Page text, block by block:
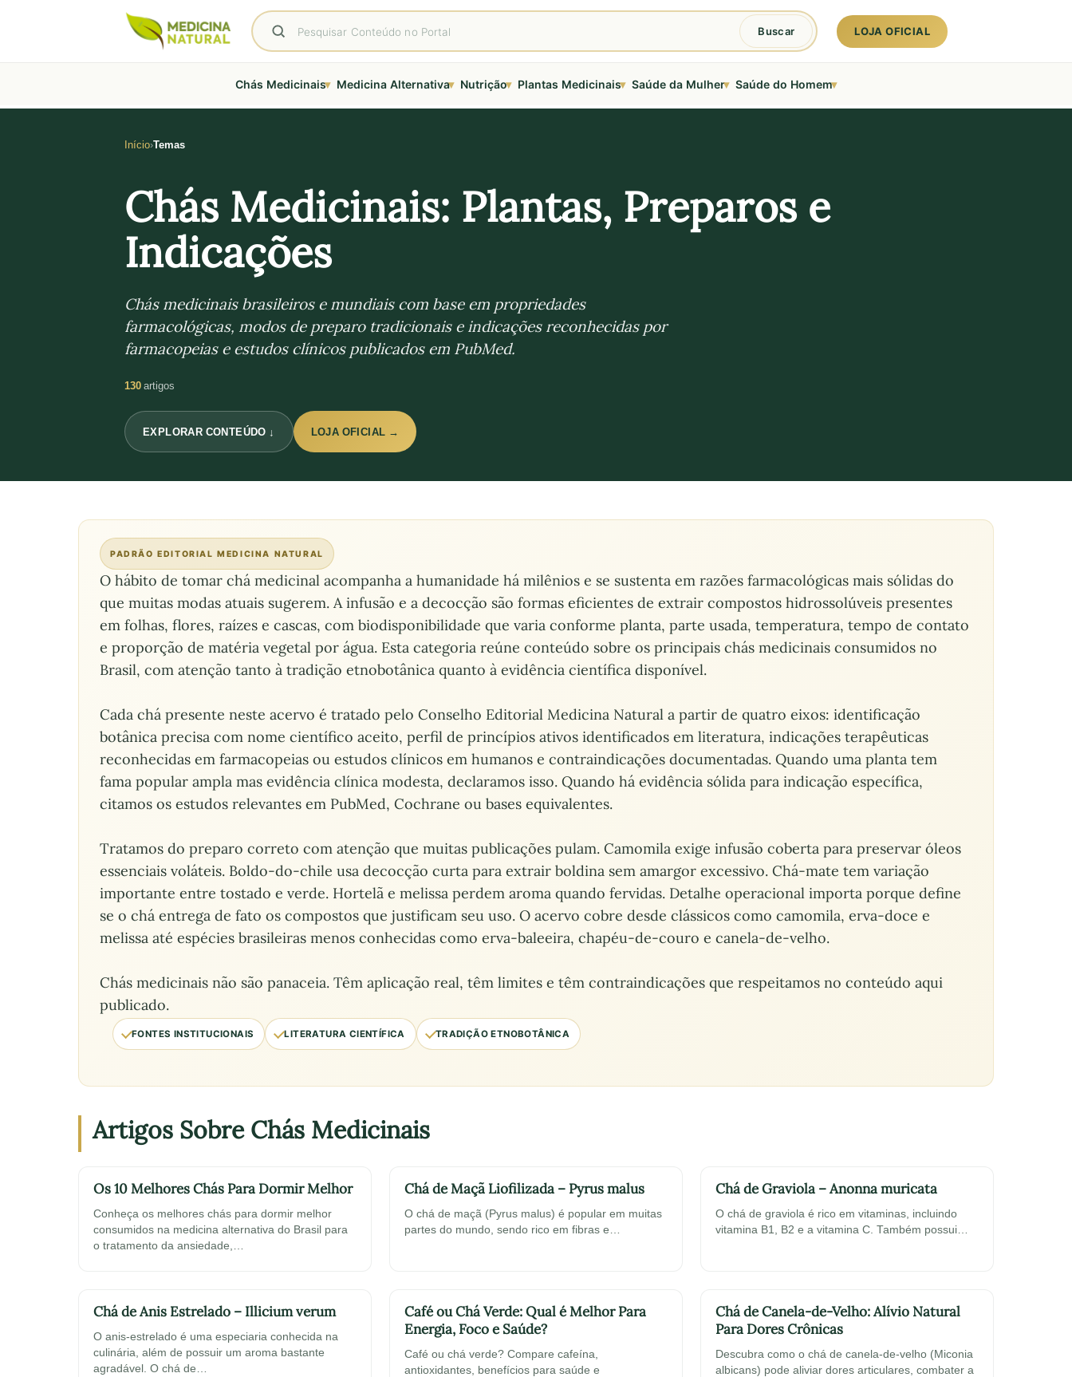
Buscar LOJA OFICIAL
Chás Medicinais▾ Medicina Alternativa▾ Nutrição▾ Plantas Medicinais▾ Saúde da Mulher▾ Saúde do Homem▾
Início Temas
Chás Medicinais: Plantas, Preparos e
Indicações
Chás medicinais brasileiros e mundiais com base em propriedades
farmacológicas, modos de preparo tradicionais e indicações reconhecidas por
farmacopeias e estudos clínicos publicados em PubMed.
130artigos
EXPLORAR CONTEÚDO ↓ LOJA OFICIAL →
PADRÃO EDITORIAL MEDICINA NATURAL
O hábito de tomar chá medicinal acompanha a humanidade há milênios e se sustenta em razões farmacológicas mais sólidas do
que muitas modas atuais sugerem. A infusão e a decocção são formas eficientes de extrair compostos hidrossolúveis presentes
em folhas, flores, raízes e cascas, com biodisponibilidade que varia conforme planta, parte usada, temperatura, tempo de contato
e proporção de matéria vegetal por água. Esta categoria reúne conteúdo sobre os principais chás medicinais consumidos no
Brasil, com atenção tanto à tradição etnobotânica quanto à evidência científica disponível.
Cada chá presente neste acervo é tratado pelo Conselho Editorial Medicina Natural a partir de quatro eixos: identificação
botânica precisa com nome científico aceito, perfil de princípios ativos identificados em literatura, indicações terapêuticas
reconhecidas em farmacopeias ou estudos clínicos em humanos e contraindicações documentadas. Quando uma planta tem
fama popular ampla mas evidência clínica modesta, declaramos isso. Quando há evidência sólida para indicação específica,
citamos os estudos relevantes em PubMed, Cochrane ou bases equivalentes.
Tratamos do preparo correto com atenção que muitas publicações pulam. Camomila exige infusão coberta para preservar óleos
essenciais voláteis. Boldo-do-chile usa decocção curta para extrair boldina sem amargor excessivo. Chá-mate tem variação
importante entre tostado e verde. Hortelã e melissa perdem aroma quando fervidas. Detalhe operacional importa porque define
se o chá entrega de fato os compostos que justificam seu uso. O acervo cobre desde clássicos como camomila, erva-doce e
melissa até espécies brasileiras menos conhecidas como erva-baleeira, chapéu-de-couro e canela-de-velho.
Chás medicinais não são panaceia. Têm aplicação real, têm limites e têm contraindicações que respeitamos no conteúdo aqui
publicado.
FONTES INSTITUCIONAIS LITERATURA CIENTÍFICA TRADIÇÃO ETNOBOTÂNICA
Artigos Sobre Chás Medicinais
Os 10 Melhores Chás Para Dormir Melhor
Conheça os melhores chás para dormir melhor
consumidos na medicina alternativa do Brasil para
o tratamento da ansiedade,…
Chá de Maçã Liofilizada – Pyrus malus
O chá de maçã (Pyrus malus) é popular em muitas
partes do mundo, sendo rico em fibras e…
Chá de Graviola – Anonna muricata
O chá de graviola é rico em vitaminas, incluindo
vitamina B1, B2 e a vitamina C. Também possui…
Chá de Anis Estrelado – Illicium verum
O anis-estrelado é uma especiaria conhecida na
culinária, além de possuir um aroma bastante
agradável. O chá de…
Café ou Chá Verde: Qual é Melhor Para
Energia, Foco e Saúde?
Café ou chá verde? Compare cafeína,
antioxidantes, benefícios para saúde e
Chá de Canela-de-Velho: Alívio Natural
Para Dores Crônicas
Descubra como o chá de canela-de-velho (Miconia
albicans) pode aliviar dores articulares, combater a